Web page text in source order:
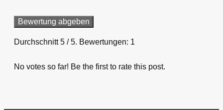
Bewertung abgeben
Durchschnitt5 / 5. Bewertungen: 1
No votes so far! Be the first to rate this post.